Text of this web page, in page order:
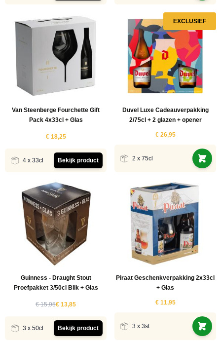
Van Steenberge Fourchette Gift
Pack 4x33cl + Glas
€ 18,25
4 x 33cl Bekijk product
EXCLUSIEF
Duvel Luxe Cadeauverpakking
2/75cl + 2 glazen + opener
€ 26,95
2 x 75cl
Guinness - Draught Stout
Proefpakket 3/50cl Blik + Glas
€ 15,95€ 13,85
3 x 50cl Bekijk product
Piraat Geschenkverpakking 2x33cl
+ Glas
€ 11,95
3 x 3st